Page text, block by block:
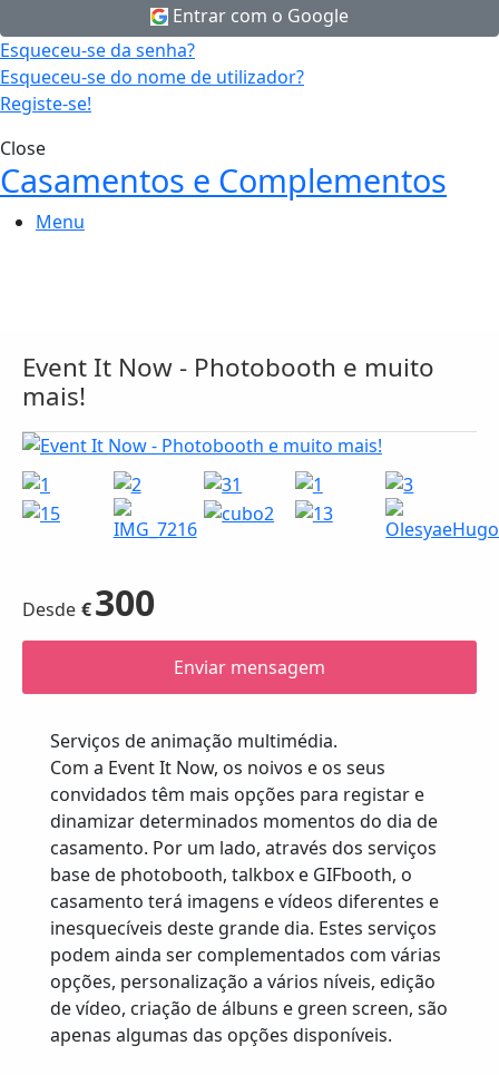
Entrar com o Google
Esqueceu-se da senha?
Esqueceu-se do nome de utilizador?
Registe-se!
Close
Casamentos e Complementos
Menu
Event It Now - Photobooth e muito
mais!
€300
Enviar mensagem
Serviços de animação multimédia.
Com a Event It Now, os noivos e os seus
convidados têm mais opções para registar e
dinamizar determinados momentos do dia de
casamento. Por um lado, através dos serviços
base de photobooth, talkbox e GIFbooth, o
casamento terá imagens e vídeos diferentes e
inesquecíveis deste grande dia. Estes serviços
podem ainda ser complementados com várias
opções, personalização a vários níveis, edição
de vídeo, criação de álbuns e green screen, são
apenas algumas das opções disponíveis.